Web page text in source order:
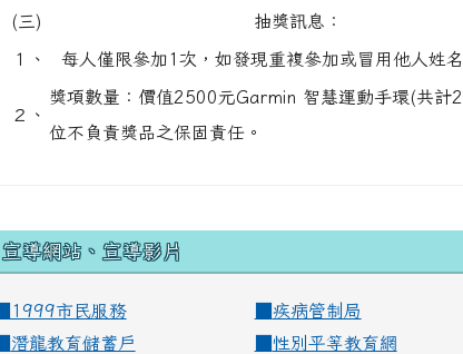
(三) 抽獎訊息：
１、 每人僅限參加1次，如發現重複參加或冒用他人姓
２、
獎項數量：價值2500元Garmin 智慧運動手環(共計
位不負責獎品之保固責任。
宣導網站、宣導影片
■1999市民服務 疾病管制局
潛龍教育儲蓄戶 性別平等教育網